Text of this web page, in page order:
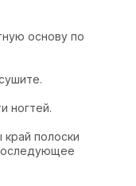
основу по
ногтей.
полоски